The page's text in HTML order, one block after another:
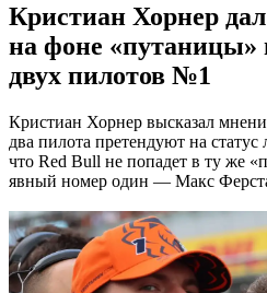
Кристиан Хорнер
на фоне «путаницы»
двух пилотов №1
Кристиан Хорнер высказал
два пилота претендуют на
что Red Bull не попадет в ту же
явный номер один — Макс